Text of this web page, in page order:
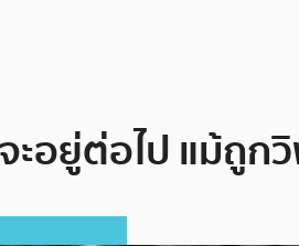
ะอยู่ต่อไป แม้ถูก